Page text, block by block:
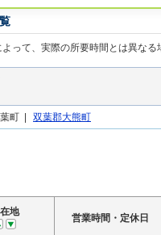
って、実際の所要時間とは異なる
町 | 双葉郡大熊町
地
営業時間・定休日